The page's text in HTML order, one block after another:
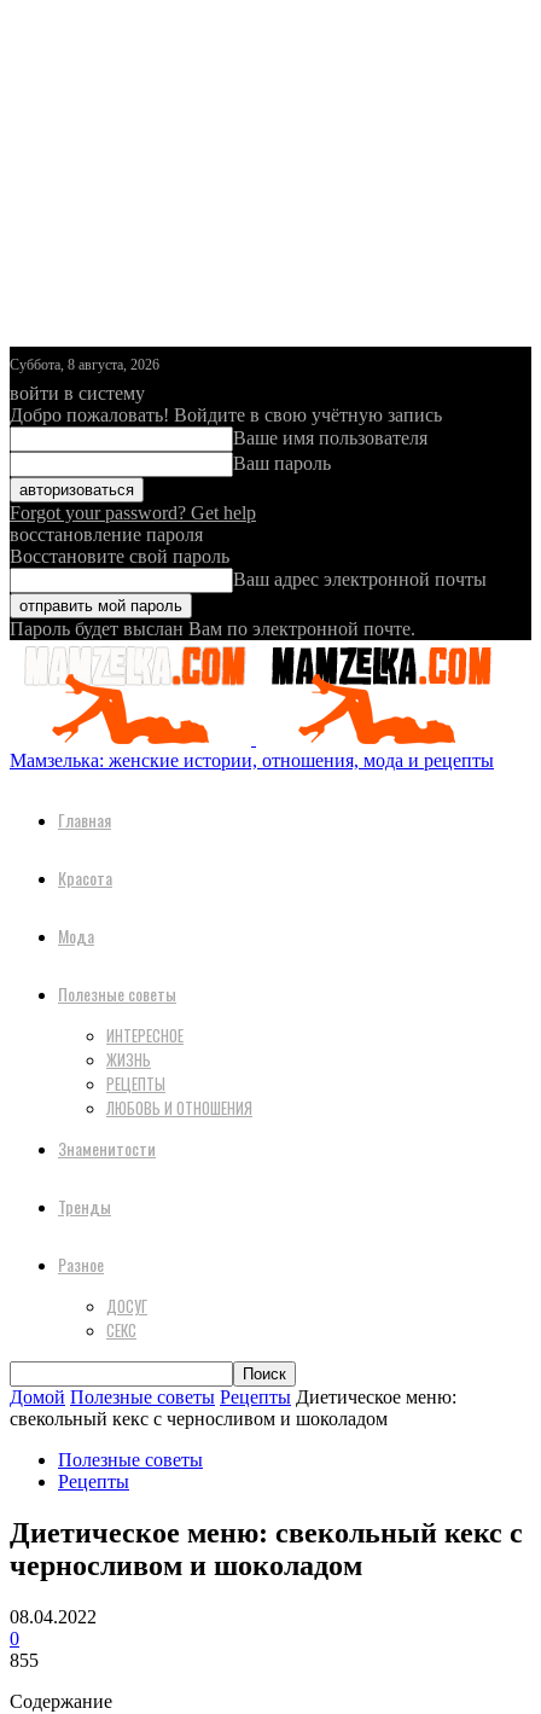
Суббота, 8 августа, 2026
войти в систему
Добро пожаловать! Войдите в свою учётную запись
Ваше имя пользователя
Ваш пароль
Forgot your password? Get help
восстановление пароля
Восстановите свой пароль
Ваш адрес электронной почты
Пароль будет выслан Вам по электронной почте.
Мамзелька: женские истории, отношения, мода и рецепты
Главная
Красота
Мода
Полезные советы
ИНТЕРЕСНОЕ
ЖИЗНЬ
РЕЦЕПТЫ
ЛЮБОВЬ И ОТНОШЕНИЯ
Знаменитости
Тренды
Разное
ДОСУГ
СЕКС
Домой Полезные советы Рецепты Диетическое меню:
свекольный кекс с черносливом и шоколадом
Полезные советы
Рецепты
Диетическое меню: свекольный кекс с
черносливом и шоколадом
08.04.2022
0
855
Содержание